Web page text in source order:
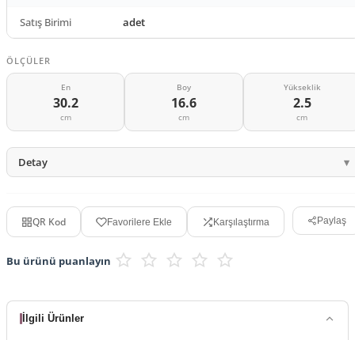
Satış Birimi adet
ÖLÇÜLER
En
30.2
cm
Boy
16.6
cm
Yükseklik
2.5
cm
Detay
QR Kod Favorilere Ekle Karşılaştırma Paylaş
Bu ürünü puanlayın
İlgili Ürünler